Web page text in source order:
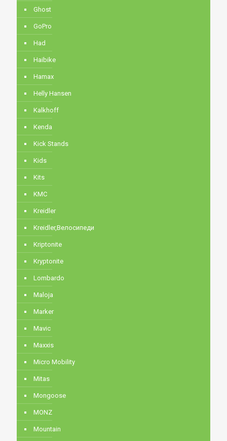
Ghost
GoPro
Had
Haibike
Hamax
Helly Hansen
Kalkhoff
Kenda
Kick Stands
Kids
Kits
KMC
Kreidler
Kreidler,Велосипеди
Kriptonite
Kryptonite
Lombardo
Maloja
Marker
Mavic
Maxxis
Micro Mobility
Mitas
Mongoose
MONZ
Mountain